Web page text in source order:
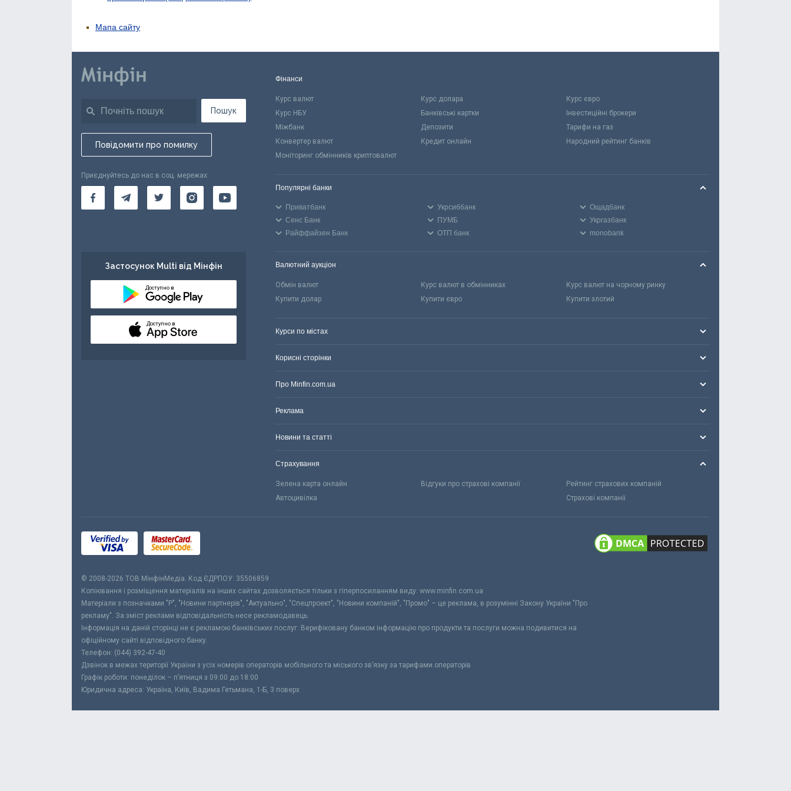
Мапа сайту
Пошук
Повідомити про помилку
Приєднуйтесь до нас в соц. мережах:
Застосунок Multi від Мінфін
Доступно в
Доступно в
Фінанси
Курс валют Курс долара
Курс євро
Курс НБУ
Банківські картки
Інвестиційні брокери
Міжбанк
Депозити
Тарифи на газ
Конвертер валют
Кредит онлайн
Народний рейтинг банків
Моніторинг обмінників криптовалют
Популярні банки
Приватбанк Укрсиббанк
Ощадбанк
Сенс Банк
ПУМБ
Укргазбанк
Райффайзен Банк
ОТП банк monobank
Валютний аукціон
Обмін валют Курс валют в обмінниках
Курс валют на чорному ринку
Купити долар
Купити євро Купити злотий
Курси по містах
Корисні сторінки
Про Minfin.com.ua
Реклама
Новини та статті
Страхування
Зелена карта онлайн Відгуки про страхові компанії
Рейтинг страхових компаній
Автоцивілка
Страхові компанії
© 2008-2026 ТОВ МiнфiнМедiа. Код ЄДРПОУ: 35506859
Копіювання і розміщення матеріалів на інших сайтах дозволяється тільки з гіперпосиланням виду: www.minfin.com.ua
Матеріали з позначками "Р", "Новини партнерів", "Актуально", "Спецпроект", "Новини компаній", "Промо" – це реклама, в розумінні Закону України "Про
рекламу". За зміст реклами відповідальність несе рекламодавець.
Інформація на даній сторінці не є рекламою банківських послуг. Верифіковану банком інформацію про продукти та послуги можна подивитися на
офіційному сайті відповідного банку.
Телефон: (044) 392-47-40
Дзвінок в межах території України з усіх номерів операторів мобільного та міського зв’язку за тарифами операторів
Графік роботи: понеділок – п’ятниця з 09:00 до 18:00
Юридична адреса: Україна, Київ, Вадима Гетьмана, 1-Б, 3 поверх